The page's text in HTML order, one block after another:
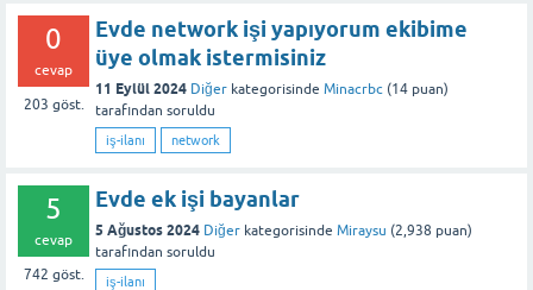
0
cevap
203 göst.
Evde network işi yapıyorum ekibime
üye olmak istermisiniz
11 Eylül 2024 Diğer kategorisinde Minacrbc (14 puan)
tarafından soruldu
iş-ilanı network
5
cevap
742 göst.
Evde ek işi bayanlar
5 Ağustos 2024 Diğer kategorisinde Miraysu (2,938 puan)
tarafından soruldu
iş-ilanı